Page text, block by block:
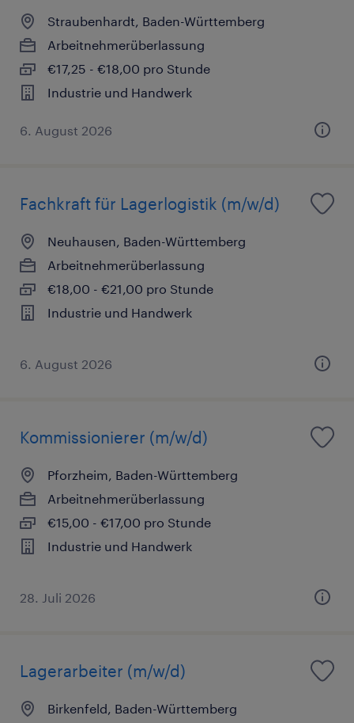
Straubenhardt, Baden-Württemberg
Arbeitnehmerüberlassung
€17,25 - €18,00 pro Stunde
Industrie und Handwerk
6. August 2026
Fachkraft für Lagerlogistik (m/w/d)
Neuhausen, Baden-Württemberg
Arbeitnehmerüberlassung
€18,00 - €21,00 pro Stunde
Industrie und Handwerk
6. August 2026
Kommissionierer (m/w/d)
Pforzheim, Baden-Württemberg
Arbeitnehmerüberlassung
€15,00 - €17,00 pro Stunde
Industrie und Handwerk
28. Juli 2026
Lagerarbeiter (m/w/d)
Birkenfeld, Baden-Württemberg